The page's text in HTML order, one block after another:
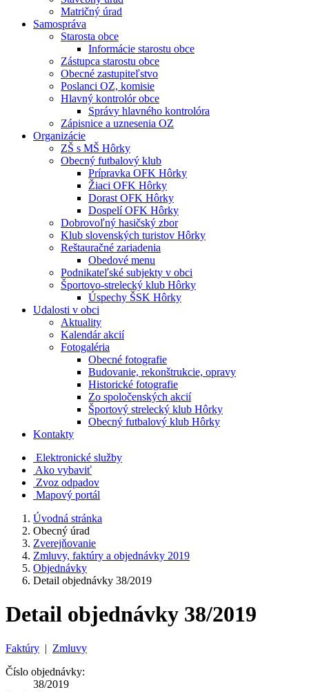
Matričný úrad
Samospráva
Starosta obce
Informácie starostu obce
Zástupca starostu obce
Obecné zastupiteľstvo
Poslanci OZ, komisie
Hlavný kontrolór obce
Správy hlavného kontrolóra
Zápisnice a uznesenia OZ
Organizácie
ZŠ s MŠ Hôrky
Obecný futbalový klub
Prípravka OFK Hôrky
Žiaci OFK Hôrky
Dorast OFK Hôrky
Dospelí OFK Hôrky
Dobrovoľný hasičský zbor
Klub slovenských turistov Hôrky
Reštauračné zariadenia
Obedové menu
Podnikateľské subjekty v obci
Športovo-strelecký klub Hôrky
Úspechy ŠSK Hôrky
Udalosti v obci
Aktuality
Kalendár akcií
Fotogaléria
Obecné fotografie
Budovanie, rekonštrukcie, opravy
Historické fotografie
Zo spoločenských akcií
Športový strelecký klub Hôrky
Obecný futbalový klub Hôrky
Kontakty
Elektronické služby
Ako vybaviť
Zvoz odpadov
Mapový portál
Úvodná stránka
Obecný úrad
Zverejňovanie
Zmluvy, faktúry a objednávky 2019
Objednávky
Detail objednávky 38/2019
Detail objednávky 38/2019
Faktúry | Zmluvy
Číslo objednávky:
38/2019